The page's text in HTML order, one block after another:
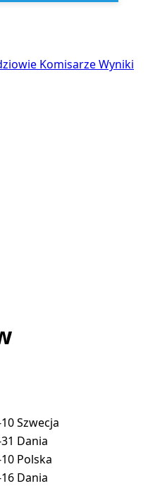
KomisarzeWyniki
Szwecja
Dania
Polska
Dania